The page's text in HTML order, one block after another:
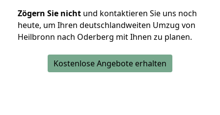
Zögern Sie nicht und kontaktieren Sie uns noch
heute, um Ihren deutschlandweiten Umzug von
Heilbronn nach Oderberg mit Ihnen zu planen.
Kostenlose Angebote erhalten